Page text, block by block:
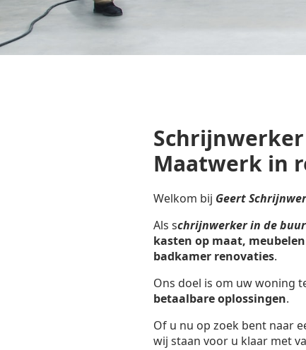
Maatwerk in
Welkom bij Geert
Als schrijnwerker in de
kasten op maat,
badkamer renovaties.
Ons doel is om uw woning
betaalbare oplossingen.
Of u nu op zoek bent naar
wij staan voor u klaar met